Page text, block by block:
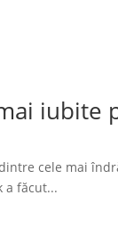
iubite
cele mai
a făcut...